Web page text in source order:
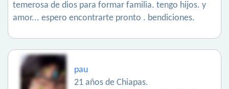
temerosa de dios para formar familia. tengo hijos. y
amor... espero encontrarte pronto . bendiciones.
pau
21 años de Chiapas.